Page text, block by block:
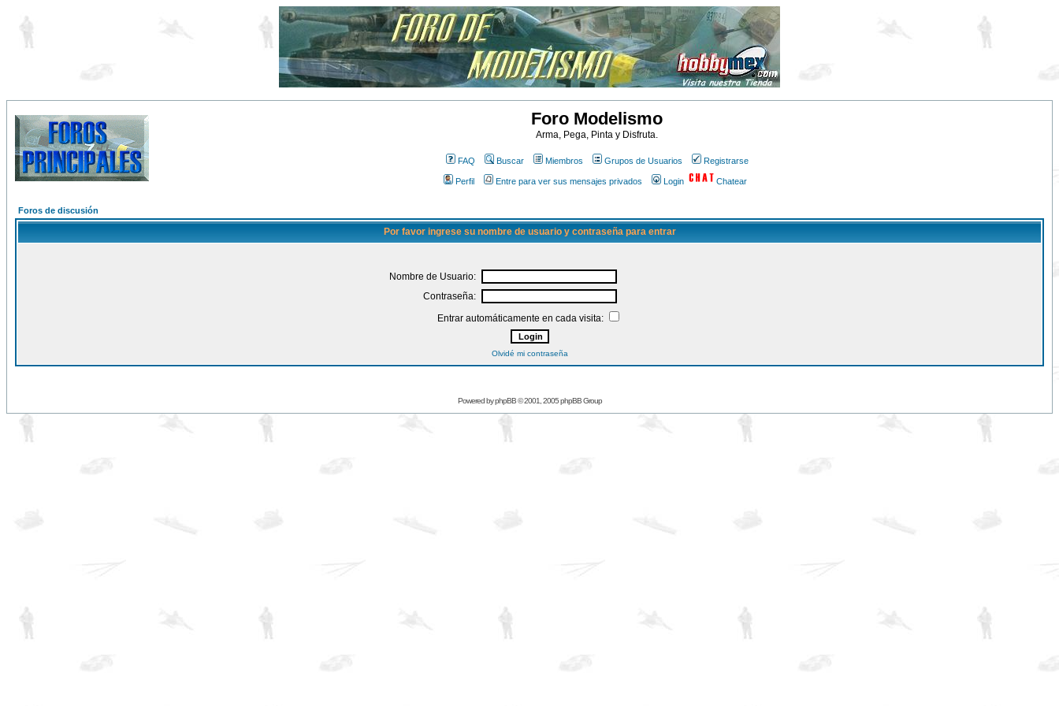
Foro Modelismo
Arma, Pega, Pinta y Disfruta.
FAQ Buscar Miembros Grupos de Usuarios Registrarse
Perfil Entre para ver sus mensajes privados Login Chatear
Foros de discusión
Por favor ingrese su nombre de usuario y contraseña para entrar
Nombre de Usuario:
Contraseña:
Entrar automáticamente en cada visita:
Olvidé mi contraseña
Powered byphpBB© 2001, 2005 phpBB Group